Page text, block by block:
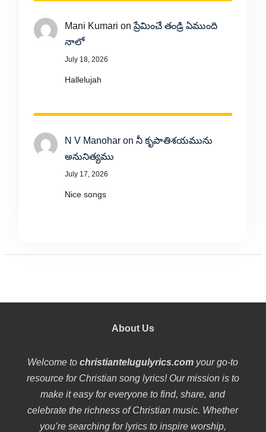
Mani Kumari onప్రేమించే తండ్రి ఏముంది
నాలో
July 18, 2026
Hallelujah
N V Manoharon నీ కృపాతిశయమును
అనునిత్యము
July 17, 2026
Nice songs
About Us
Welcome tochristiantelugulyrics.com your go-to
resource for Christian song lyrics! Our mission is to
make it easy for everyone to find, share, and
celebrate the richness of Christian music. Whether
you’re searching for lyrics to inspire worship,